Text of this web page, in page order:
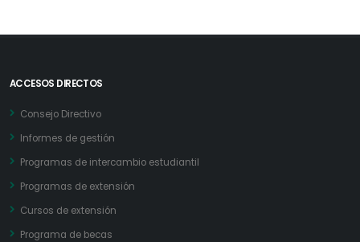
ACCESOS DIRECTOS
Consejo Directivo
Informes de gestión
Programas de intercambio estudiantil
Programas de extensión
Cursos de extensión
Programa de becas